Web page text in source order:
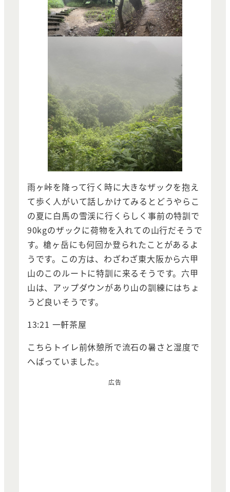
雨ヶ峠を降って行く時に大きなザックを抱え
て歩く人がいて話しかけてみるとどうやらこ
の夏に白馬の雪渓に行くらしく事前の特訓で
90kgのザックに荷物を入れての山行だそうで
す。槍ヶ岳にも何回か登られたことがあるよ
うです。この方は、わざわざ東大阪から六甲
山のこのルートに特訓に来るそうです。六甲
山は、アップダウンがあり山の訓練にはちょ
うど良いそうです。
13:21 一軒茶屋
こちらトイレ前休憩所で流石の暑さと湿度で
へばっていました。
広告